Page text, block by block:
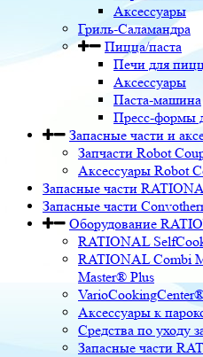
Аксессуары
Гриль-Саламандра
Пицца/паста
Печи для
Аксессуары
Паста-машина
Пресс-формы
Запасные части и
Запчасти Robot
Аксессуары Robot
Запасные части
Запасные части
Оборудование
RATIONAL
RATIONAL Combi
Master® Plus
Аксессуары к
Средства по уходу
Запасные части